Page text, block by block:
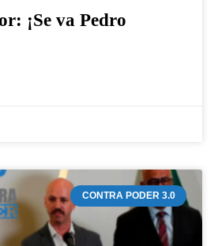
¡Se va Pedro
CONTRA PODER 3.0